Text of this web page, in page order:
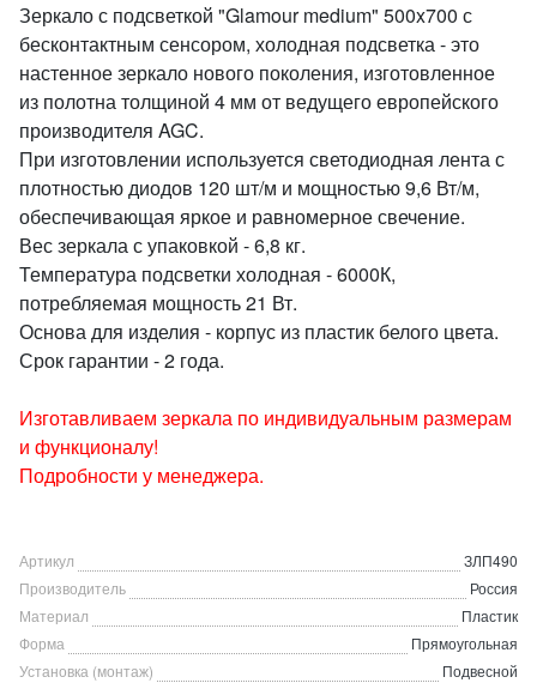
Зеркало с подсветкой "Glamour medium" 500x700 с
бесконтактным сенсором, холодная подсветка - это
настенное зеркало нового поколения, изготовленное
из полотна толщиной 4 мм от ведущего европейского
производителя AGC.
При изготовлении используется светодиодная лента с
плотностью диодов 120 шт/м и мощностью 9,6 Вт/м,
обеспечивающая яркое и равномерное свечение.
Вес зеркала с упаковкой - 6,8 кг.
Температура подсветки холодная - 6000К,
потребляемая мощность 21 Вт.
Основа для изделия - корпус из пластик белого цвета.
Срок гарантии - 2 года.
Изготавливаем зеркала по индивидуальным размерам
и функционалу!
Подробности у менеджера.
Артикул
ЗЛП490
Производитель
Россия
Материал
Пластик
Форма
Прямоугольная
Установка (монтаж)
Подвесной